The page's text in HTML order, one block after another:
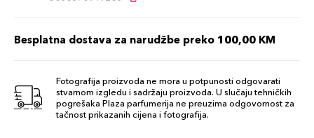
Besplatna dostava za narudžbe preko 100,00 KM
Fotografija proizvoda ne mora u potpunosti odgovarati
stvarnom izgledu i sadržaju proizvoda. U slučaju tehničkih
pogrešaka Plaza parfumerija ne preuzima odgovornost za
tačnost prikazanih cijena i fotografija.